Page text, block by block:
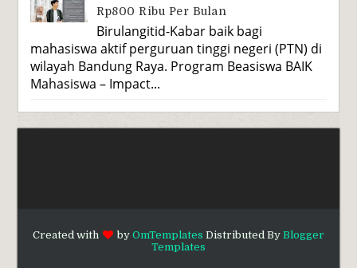
Rp800 Ribu Per Bulan
Birulangitid-Kabar baik bagi
mahasiswa aktif perguruan tinggi negeri (PTN) di
wilayah Bandung Raya. Program Beasiswa BAIK
Mahasiswa – Impact...
Created with by OmTemplates Distributed By Blogger
Templates